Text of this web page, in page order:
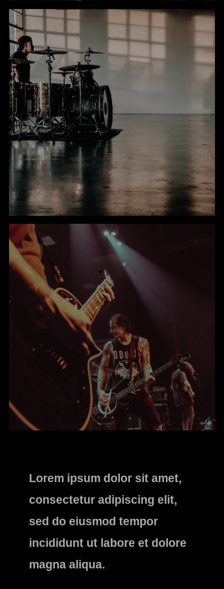
Lorem ipsum dolor sit amet,
consectetur adipiscing elit,
sed do eiusmod tempor
incididunt ut labore et dolore
magna aliqua.